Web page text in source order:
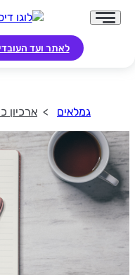
לאתר ועד
גמלאים ארכיון